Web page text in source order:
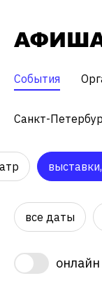
События
Санкт-
все даты
онлайн